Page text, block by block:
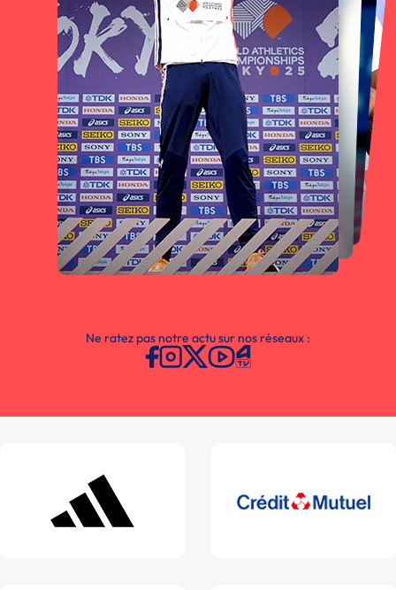
Ne ratez pas notre actu sur nos réseaux :